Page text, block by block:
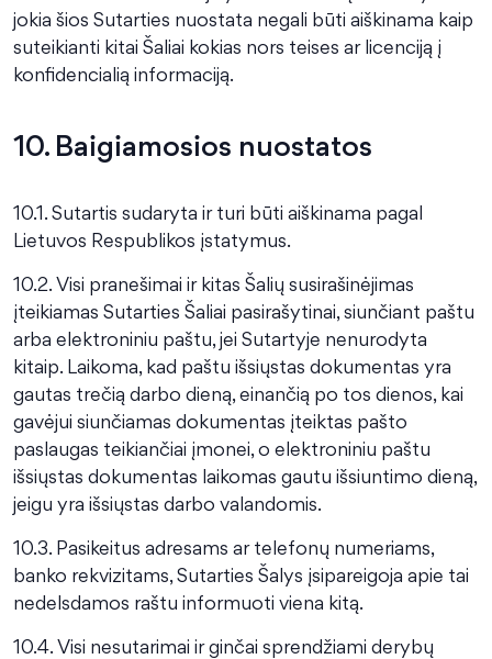
jokia šios Sutarties nuostata negali būti aiškinama kaip
suteikianti kitai Šaliai kokias nors teises ar licenciją į
konfidencialią informaciją.
10. Baigiamosios nuostatos
10.1. Sutartis sudaryta ir turi būti aiškinama pagal
Lietuvos Respublikos įstatymus.
10.2. Visi pranešimai ir kitas Šalių susirašinėjimas
įteikiamas Sutarties Šaliai pasirašytinai, siunčiant paštu
arba elektroniniu paštu, jei Sutartyje nenurodyta
kitaip. Laikoma, kad paštu išsiųstas dokumentas yra
gautas trečią darbo dieną, einančią po tos dienos, kai
gavėjui siunčiamas dokumentas įteiktas pašto
paslaugas teikiančiai įmonei, o elektroniniu paštu
išsiųstas dokumentas laikomas gautu išsiuntimo dieną,
jeigu yra išsiųstas darbo valandomis.
10.3. Pasikeitus adresams ar telefonų numeriams,
banko rekvizitams, Sutarties Šalys įsipareigoja apie tai
nedelsdamos raštu informuoti viena kitą.
10.4. Visi nesutarimai ir ginčai sprendžiami derybų